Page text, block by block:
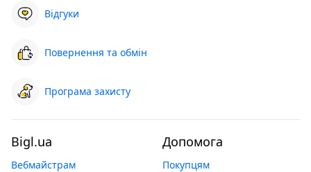
Відгуки
Повернення та обмін
Програма захисту
Bigl.ua
Вебмайстрам
Допомога
Покупцям